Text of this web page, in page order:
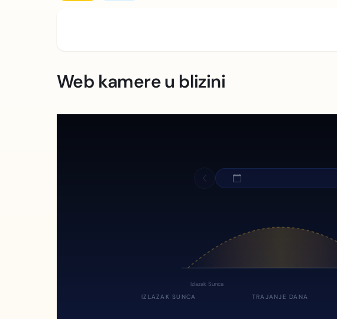
Web kamere u blizini
Izlazak Sunca
IZLAZAK SUNCA TRAJANJE DANA